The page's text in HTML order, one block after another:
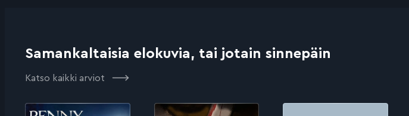
Samankaltaisia elokuvia, tai jotain sinnepäin
Katso kaikki arviot